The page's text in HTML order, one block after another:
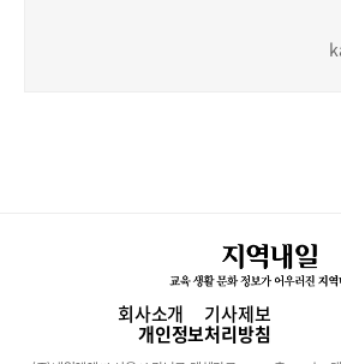
회사소개 기사제보
개인정보처리방침